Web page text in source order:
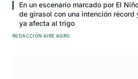
En un escenario marcado por El
de girasol con una intención récord
ya afecta al trigo
REDACCIÓN AIRE AGRO